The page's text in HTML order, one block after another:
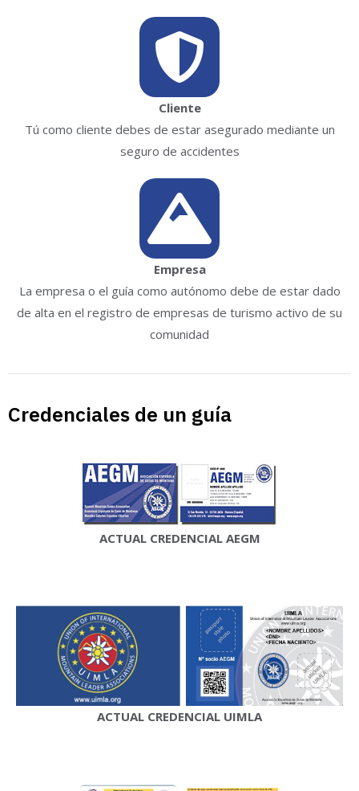
Cliente
Tú como cliente debes de estar asegurado mediante un
seguro de accidentes
Empresa
La empresa o el guía como autónomo debe de estar dado
de alta en el registro de empresas de turismo activo de su
comunidad
Credenciales de un guía
ACTUAL CREDENCIAL AEGM
ACTUAL CREDENCIAL UIMLA